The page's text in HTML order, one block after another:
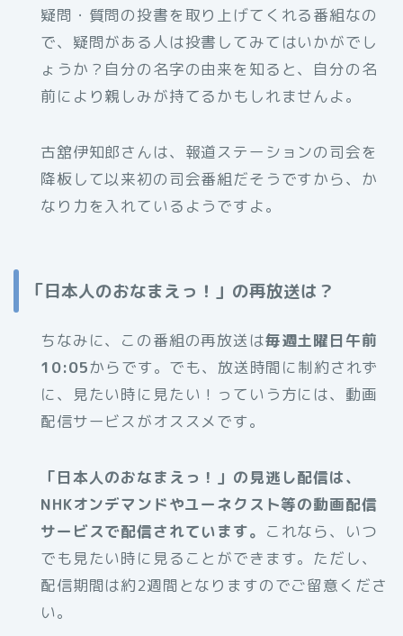
疑問・質問の投書を取り上げてくれる番組なの
で、疑問がある人は投書してみてはいかがでし
ょうか？自分の名字の由来を知ると、自分の名
前により親しみが持てるかもしれませんよ。
古舘伊知郎さんは、報道ステーションの司会を
降板して以来初の司会番組だそうですから、か
なり力を入れているようですよ。
「日本人のおなまえっ！」の再放送は？
ちなみに、この番組の再放送は毎週土曜日午前
10:05からです。でも、放送時間に制約されず
に、見たい時に見たい！っていう方には、動画
配信サービスがオススメです。
「日本人のおなまえっ！」の見逃し配信は、
NHKオンデマンドやユーネクスト等の動画配信
サービスで配信されています。 これなら、いつ
でも見たい時に見ることができます。ただし、
配信期間は約2週間となりますのでご留意くださ
い。